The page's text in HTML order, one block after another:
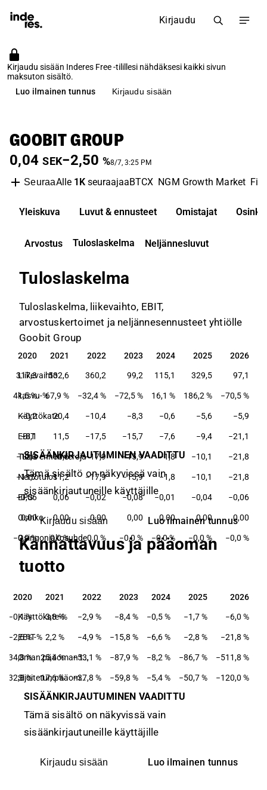
Kirjaudu
Kirjaudu sisään Inderes Free -tilillesi nähdäksesi kaikki sivun
maksuton sisältö.
Luo ilmainen tunnus
Kirjaudu sisään
GOOBIT GROUP
0,04 SEK−2,50 %8/7, 3:25 PM
SeuraaAlle 1KseuraajaaBTCX NGM Growth Market
Yleiskuva Luvut & ennusteet Omistajat Osinko
Arvostus Tuloslaskelma Neljännesluvut
Tuloslaskelma
Tuloslaskelma, liikevaihto, EBIT,
arvostuskertoimet ja neljännesennusteet yhtiölle
Goobit Group
2020 2021 2022 2023 2024 2025 2026
2020 2021 2022 2023 2024 2025 2026
Liikevaihto
317,3 532,6 360,2 99,2 115,1 329,5 97,1
kasvu-%
41,5 % 67,9 % −32,4 % −72,5 % 16,1 % 186,2 % −70,5 %
Käyttökate
−0,2 20,4 −10,4 −8,3 −0,6 −5,6 −5,9
EBIT
−8,1 11,5 −17,5 −15,7 −7,6 −9,4 −21,1
Tulos ennen veroja
−12,3 10,6 −17,9 −15,9 −1,8 −10,1 −21,8
Nettotulos
−11,7 11,2 −17,9 −15,9 −1,8 −10,1 −21,8
EPS
−0,06 0,06 −0,02 −0,08 −0,01 −0,04 −0,06
Osinko
0,00 0,00 0,00 0,00 0,00 0,00 0,00
Osingonjakosuhde
−0,0 % 0,0 % −0,0 % −0,0 % −0,0 % −0,0 % −0,0 %
SISÄÄNKIRJAUTUMINEN VAADITTU
Tämä sisältö on näkyvissä vain
sisäänkirjautuneille käyttäjille
Kirjaudu sisään Luo ilmainen tunnus
Kannattavuus ja pääoman
tuotto
2020 2021 2022 2023 2024 2025 2026
2020 2021 2022 2023 2024 2025 2026
Käyttökate-%
−0,1 % 3,8 % −2,9 % −8,4 % −0,5 % −1,7 % −6,0 %
EBIT-%
−2,6 % 2,2 % −4,9 % −15,8 % −6,6 % −2,8 % −21,8 %
Oman pääoman tuotto-%
% 25,4 % −53,1 % −87,9 % −8,2 % −86,7 % −511,8 %
Sijoitetun pääoman tuotto-%
−32,8 % 17,6 % −37,8 % −59,8 % −5,4 % −50,7 % −120,0 %
SISÄÄNKIRJAUTUMINEN VAADITTU
Tämä sisältö on näkyvissä vain
sisäänkirjautuneille käyttäjille
Kirjaudu sisään Luo ilmainen tunnus